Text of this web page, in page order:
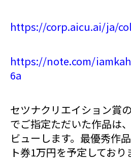
https://corp.aicu.ai/ja/
https://note.com/
6a
セツナクリエイション賞
でご指定ただいた作品は
ビューします。最優秀作
ト券1万円を予定しており